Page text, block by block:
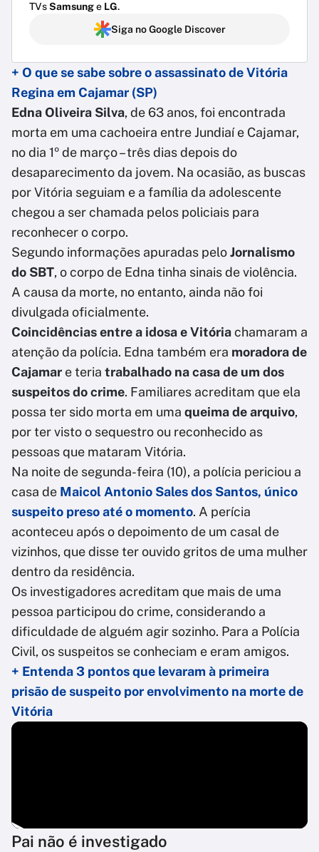
TVsSamsunge LG.
Siga no Google Discover
+ O que se sabe sobre o assassinato de Vitória
Regina em Cajamar (SP)
Edna Oliveira Silva, de 63 anos, foi encontrada
morta em uma cachoeira entre Jundiaí e Cajamar,
no dia 1º de março – três dias depois do
desaparecimento da jovem. Na ocasião, as buscas
por Vitória seguiam e a família da adolescente
chegou a ser chamada pelos policiais para
reconhecer o corpo.
Segundo informações apuradas peloJornalismo
do SBT, o corpo de Edna tinha sinais de violência.
A causa da morte, no entanto, ainda não foi
divulgada oficialmente.
Coincidências entre a idosa e Vitóriachamaram a
atenção da polícia. Edna também era moradora de
Cajamar e teria trabalhado na casa de um dos
suspeitos do crime. Familiares acreditam que ela
possa ter sido morta em uma queima de arquivo,
por ter visto o sequestro ou reconhecido as
pessoas que mataram Vitória.
Na noite de segunda-feira (10), a polícia periciou a
casa de Maicol Antonio Sales dos Santos, único
suspeito preso até o momento. A perícia
aconteceu após o depoimento de um casal de
vizinhos, que disse ter ouvido gritos de uma mulher
dentro da residência.
Os investigadores acreditam que mais de uma
pessoa participou do crime, considerando a
dificuldade de alguém agir sozinho. Para a Polícia
Civil, os suspeitos se conheciam e eram amigos.
+ Entenda 3 pontos que levaram à primeira
prisão de suspeito por envolvimento na morte de
Vitória
Pai não é investigado